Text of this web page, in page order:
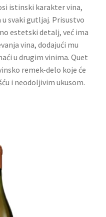
istinski karakter vina,
svaki gutljaj. Prisustvo
estetski detalj, već ima
vina, dodajući mu
u drugim vinima. Quet
remek-delo koje će
i neodoljivim ukusom.